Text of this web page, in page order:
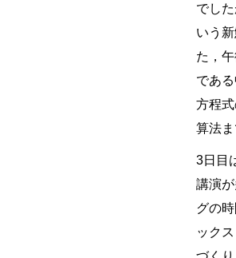
でし
いう
た，
であ
方程
算法
3日目
講演
グの
ック